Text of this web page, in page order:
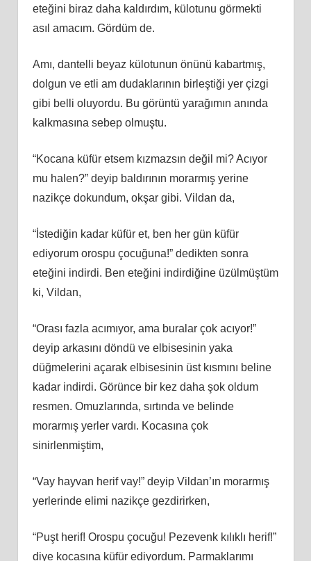
eteğini biraz daha kaldırdım, külotunu görmekti
asıl amacım. Gördüm de.
Amı, dantelli beyaz külotunun önünü kabartmış,
dolgun ve etli am dudaklarının birleştiği yer çizgi
gibi belli oluyordu. Bu görüntü yarağımın anında
kalkmasına sebep olmuştu.
“Kocana küfür etsem kızmazsın değil mi? Acıyor
mu halen?” deyip baldırının morarmış yerine
nazikçe dokundum, okşar gibi. Vildan da,
“İstediğin kadar küfür et, ben her gün küfür
ediyorum orospu çocuğuna!” dedikten sonra
eteğini indirdi. Ben eteğini indirdiğine üzülmüştüm
ki, Vildan,
“Orası fazla acımıyor, ama buralar çok acıyor!”
deyip arkasını döndü ve elbisesinin yaka
düğmelerini açarak elbisesinin üst kısmını beline
kadar indirdi. Görünce bir kez daha şok oldum
resmen. Omuzlarında, sırtında ve belinde
morarmış yerler vardı. Kocasına çok
sinirlenmiştim,
“Vay hayvan herif vay!” deyip Vildan’ın morarmış
yerlerinde elimi nazikçe gezdirirken,
“Puşt herif! Orospu çocuğu! Pezevenk kılıklı herif!”
diye kocasına küfür ediyordum. Parmaklarımı